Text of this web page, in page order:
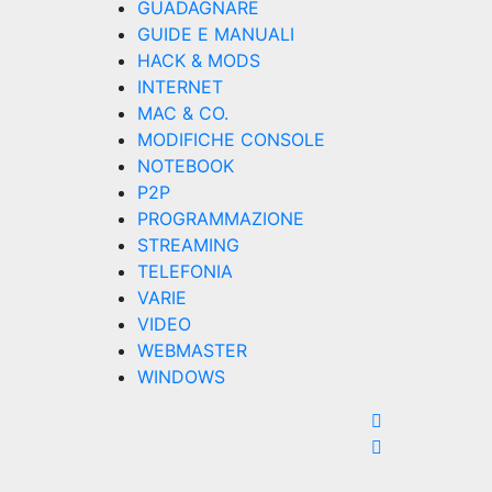
GUADAGNARE
GUIDE E MANUALI
HACK & MODS
INTERNET
MAC & CO.
MODIFICHE CONSOLE
NOTEBOOK
P2P
PROGRAMMAZIONE
STREAMING
TELEFONIA
VARIE
VIDEO
WEBMASTER
WINDOWS